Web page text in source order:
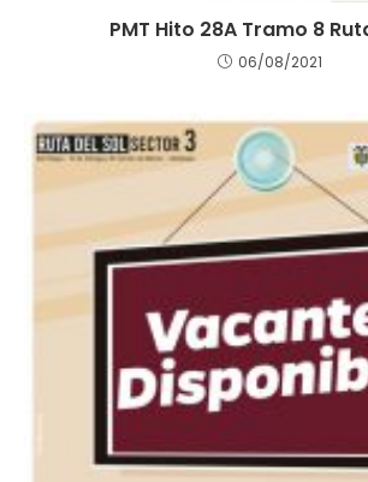
PMT Hito 28A Tramo 8
06/08/2021